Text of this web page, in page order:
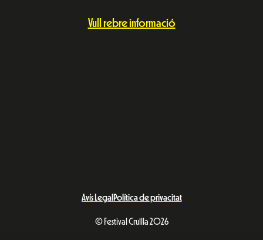
Vull rebre informació
Avís Legal Política de privacitat
© Festival Cruïlla 2026